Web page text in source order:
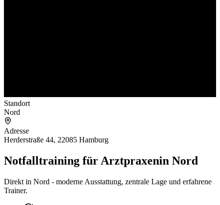
Standort
Nord
Adresse
Herderstraße 44, 22085 Hamburg
Notfalltraining für Arztpraxenin Nord
Direkt in Nord - moderne Ausstattung, zentrale Lage und erfahrene
Trainer.